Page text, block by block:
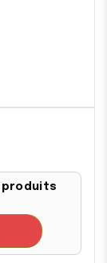
produits